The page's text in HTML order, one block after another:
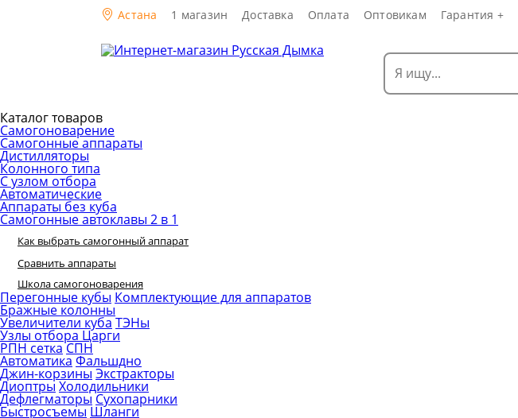
Астана 1 магазин Доставка Оплата Оптовикам Гарантия +
Каталог товаров
Самогоноварение
Самогонные аппараты
Дистилляторы
Колонного типа
С узлом отбора
Автоматические
Аппараты без куба
Самогонные автоклавы 2 в 1
Как выбрать самогонный аппарат
Сравнить аппараты
Школа самогоноварения
Перегонные кубы Комплектующие для аппаратов
Бражные колонны
Увеличители куба ТЭНы
Узлы отбора Царги
РПН сетка СПН
Автоматика Фальшдно
Джин-корзины Экстракторы
Диоптры Холодильники
Дефлегматоры Сухопарники
Быстросъемы Шланги